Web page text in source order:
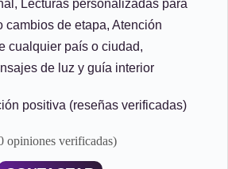
Lecturas personalizadas para
cambios de etapa, Atención
cualquier país o ciudad,
de luz y guía interior
positiva (reseñas verificadas)
opiniones verificadas)